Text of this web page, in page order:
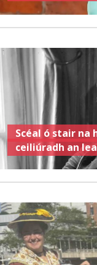
Scéal ó stair na
ceiliúradh an